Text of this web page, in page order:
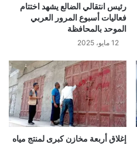
رئيس انتقالي الضالع يشهد اختتام
فعاليات أسبوع المرور العربي
الموحد بالمحافظة
12 مايو، 2025
إغلاق أربعة مخازن كبرى لمنتج مياه